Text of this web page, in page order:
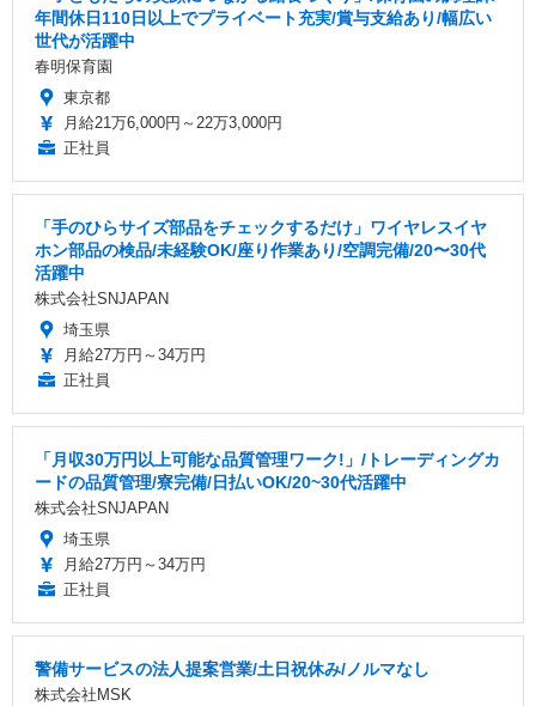
年間休日110日以上でプライベート充実/賞与支給あり/幅広い
世代が活躍中
春明保育園
東京都
月給21万6,000円～22万3,000円
正社員
「手のひらサイズ部品をチェックするだけ」ワイヤレスイヤ
ホン部品の検品/未経験OK/座り作業あり/空調完備/20〜30代
活躍中
株式会社SNJAPAN
埼玉県
月給27万円～34万円
正社員
「月収30万円以上可能な品質管理ワーク!」/トレーディングカ
ードの品質管理/寮完備/日払いOK/20~30代活躍中
株式会社SNJAPAN
埼玉県
月給27万円～34万円
正社員
警備サービスの法人提案営業/土日祝休み/ノルマなし
株式会社MSK